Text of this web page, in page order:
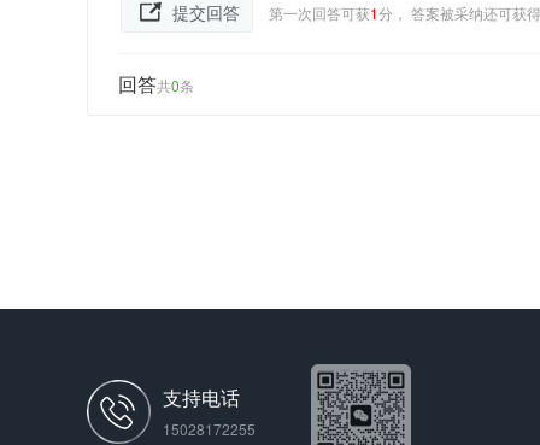
第一次回答可获1分， 答案被采纳还可获
回答共0条
支持电话
15028172255